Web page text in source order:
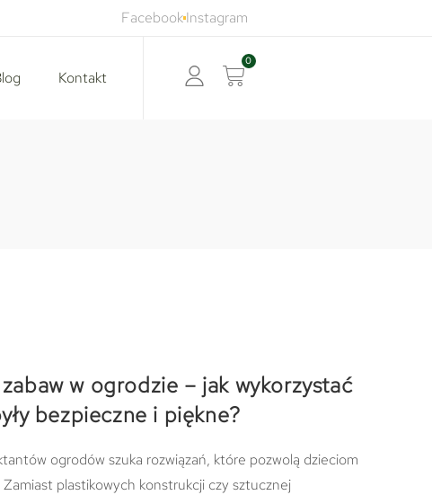
FacebookInstagram
Kontakt
0
w ogrodzie – jak wykorzystać
bezpieczne i piękne?
ogrodów szuka rozwiązań, które pozwolą dzieciom
plastikowych konstrukcji czy sztucznej